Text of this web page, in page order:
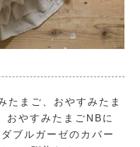
たまご、おやすみたま
おやすみたまごNBに
ブルガーゼのカバー